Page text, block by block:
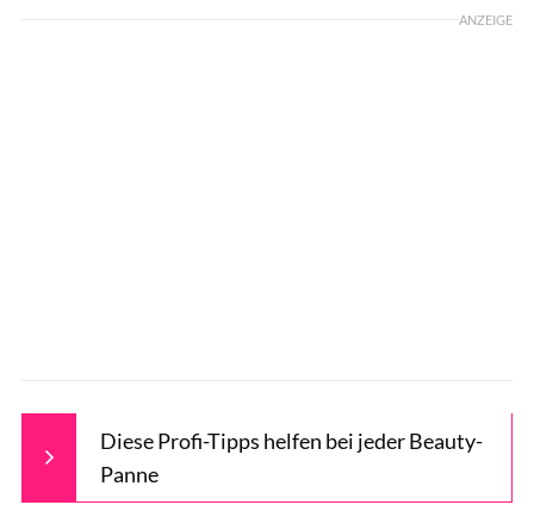
ANZEIGE
Diese Profi-Tipps helfen bei jeder Beauty-
Panne